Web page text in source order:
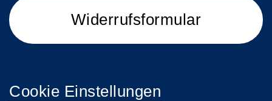
Widerrufsformular
Cookie Einstellungen